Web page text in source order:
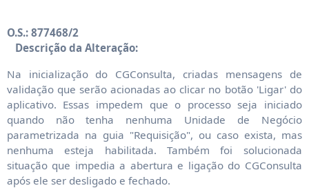
O.S.: 877468/2
Descrição da Alteração:
Na inicialização do CGConsulta, criadas mensagens de
validação que serão acionadas ao clicar no botão 'Ligar' do
aplicativo. Essas impedem que o processo seja iniciado
quando não tenha nenhuma Unidade de Negócio
parametrizada na guia "Requisição", ou caso exista, mas
nenhuma esteja habilitada. Também foi solucionada
situação que impedia a abertura e ligação do CGConsulta
após ele ser desligado e fechado.